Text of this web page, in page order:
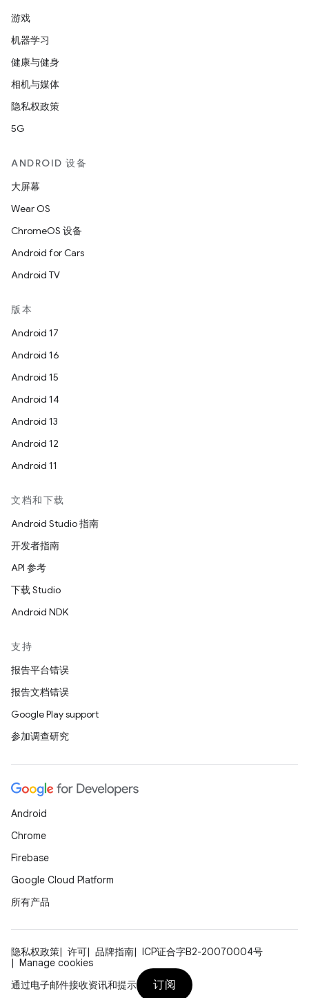
游戏
机器学习
健康与健身
相机与媒体
隐私权政策
5G
ANDROID 设备
大屏幕
Wear OS
ChromeOS 设备
Android for Cars
Android TV
版本
Android 17
Android 16
Android 15
Android 14
Android 13
Android 12
Android 11
文档和下载
Android Studio 指南
开发者指南
API 参考
下载 Studio
Android NDK
支持
报告平台错误
报告文档错误
Google Play support
参加调查研究
Android
Chrome
Firebase
Google Cloud Platform
所有产品
隐私权政策 许可 品牌指南
ICP证合字B2-20070004号
Manage cookies
通过电子邮件接收资讯和提示
订阅